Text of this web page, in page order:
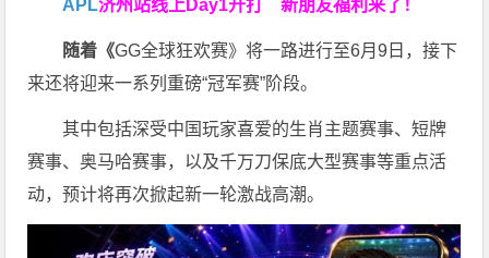
APL济州站线上Day1开打新朋友福利来了！
随着《GG全球狂欢赛》将一路进行至6月9日，接下
来还将迎来一系列重磅“冠军赛”阶段。
其中包括深受中国玩家喜爱的生肖主题赛事、短牌
赛事、奥马哈赛事，以及千万刀保底大型赛事等重点活
动，预计将再次掀起新一轮激战高潮。